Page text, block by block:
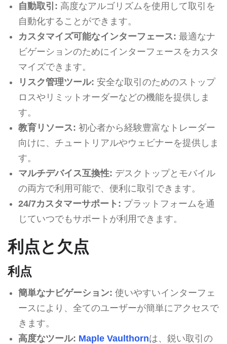
自動取引: 高度なアルゴリズムを使用して取引を
自動化することができます。
カスタマイズ可能なインターフェース: 最適なナ
ビゲーションのためにインターフェースをカスタ
マイズできます。
リスク管理ツール: 安全な取引のためのストップ
ロスやリミットオーダーなどの機能を提供しま
す。
教育リソース: 初心者から経験豊富なトレーダー
向けに、チュートリアルやウェビナーを提供しま
す。
マルチデバイス互換性: デスクトップとモバイル
の両方で利用可能で、便利に取引できます。
24/7カスタマーサポート: プラットフォームを通
じていつでもサポートが利用できます。
利点と欠点
利点
簡単なナビゲーション: 使いやすいインターフェ
ースにより、全てのユーザーが簡単にアクセスで
きます。
高度なツール: Maple Vaulthornは、鋭い取引の